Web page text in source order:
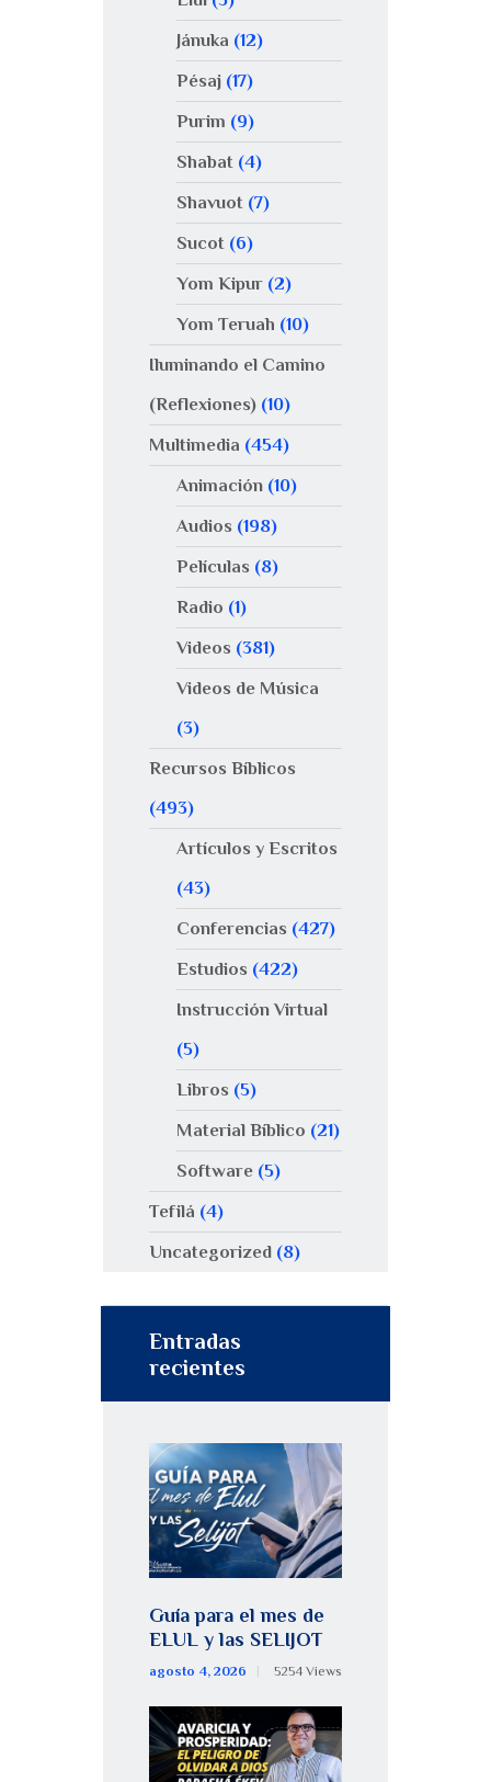
Jánuka (12)
Pésaj(17)
Purim (9)
Shabat(4)
Shavuot(7)
Sucot(6)
Yom Kipur(2)
Yom Teruah (10)
Iluminando el Camino
(Reflexiones) (10)
Multimedia (454)
Animación(10)
Audios (198)
Películas (8)
Radio (1)
Videos (381)
Videos de Música
(3)
Recursos Bíblicos
(493)
Artículos y Escritos
(43)
Conferencias (427)
Estudios (422)
Instrucción Virtual
(5)
Libros (5)
Material Bíblico (21)
Software(5)
Tefilá (4)
Uncategorized (8)
Entradas
recientes
Guía para el mes de
ELUL y las SELIJOT
agosto 4, 2026 5254 Views